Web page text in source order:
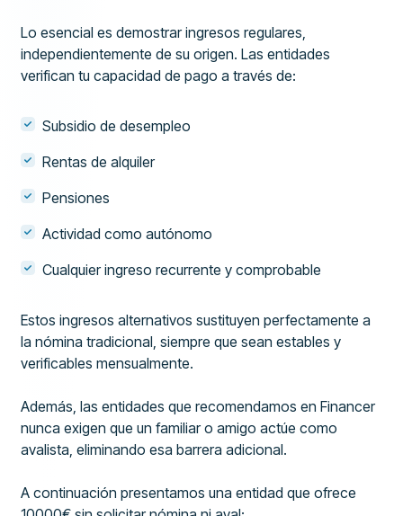
Lo esencial es demostrar ingresos regulares,
independientemente de su origen. Las entidades
verifican tu capacidad de pago a través de:
Subsidio de desempleo
Rentas de alquiler
Pensiones
Actividad como autónomo
Cualquier ingreso recurrente y comprobable
Estos ingresos alternativos sustituyen perfectamente a
la nómina tradicional, siempre que sean estables y
verificables mensualmente.
Además, las entidades que recomendamos en Financer
nunca exigen que un familiar o amigo actúe como
avalista, eliminando esa barrera adicional.
A continuación presentamos una entidad que ofrece